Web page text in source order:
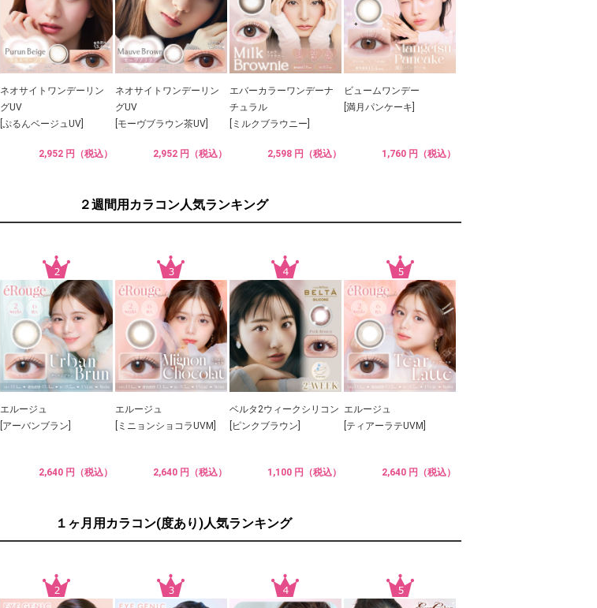
ネオサイトワンデーリン
グUV
[ぷるんベージュUV]
2,952 円（税込）
ネオサイトワンデーリン
グUV
[モーヴブラウン茶UV]
2,952 円（税込）
エバーカラーワンデーナ
チュラル
[ミルクブラウニー]
2,598 円（税込）
ビュームワンデー
[満月パンケーキ]
1,760 円（税込）
２週間用カラコン人気ランキング
エルージュ
[アーバンブラン]
2,640 円（税込）
エルージュ
[ミニョンショコラUVM]
2,640 円（税込）
ベルタ2ウィークシリコン
[ピンクブラウン]
1,100 円（税込）
エルージュ
[ティアーラテUVM]
2,640 円（税込）
１ヶ月用カラコン(度あり)人気ランキング